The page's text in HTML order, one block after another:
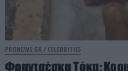
PRONEWS.GR / CELEBRITIES
Φραντσέσκα Τόκα: